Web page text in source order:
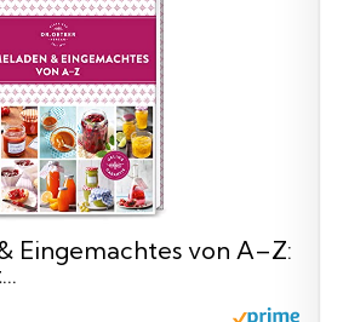
Eingemachtes von A–Z: